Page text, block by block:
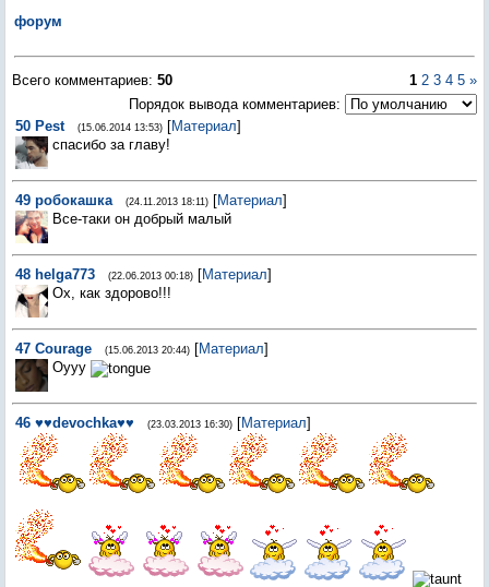
форум
Всего комментариев: 50 1 2 3 4 5 »
Порядок вывода комментариев:
50 Pest (15.06.2014 13:53) [Материал]
спасибо за главу!
49 робокашка (24.11.2013 18:11) [Материал]
Все-таки он добрый малый
48 helga773 (22.06.2013 00:18) [Материал]
Ох, как здорово!!!
47 Courage (15.06.2013 20:44) [Материал]
Оууу
46 ♥♥devochka♥♥ (23.03.2013 16:30) [Материал]